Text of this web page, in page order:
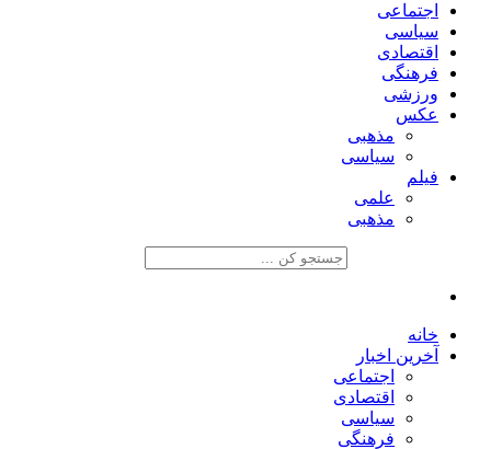
اجتماعی
سیاسی
اقتصادی
فرهنگی
ورزشی
عکس
مذهبی
سیاسی
فیلم
علمی
مذهبی
خانه
آخرین اخبار
اجتماعی
اقتصادی
سیاسی
فرهنگی